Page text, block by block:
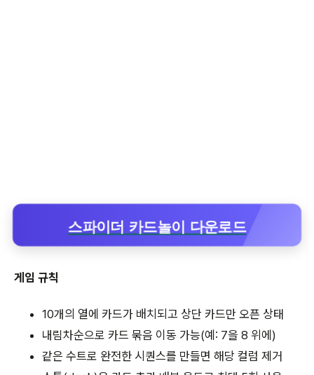
스파이더 카드놀이 다운로드
게임 규칙
10개의 열에 카드가 배치되고 상단 카드만 오픈 상태
내림차순으로 카드 묶음 이동 가능(예: 7을 8 위에)
같은 수트로 완전한 시퀀스를 만들면 해당 컬럼 제거